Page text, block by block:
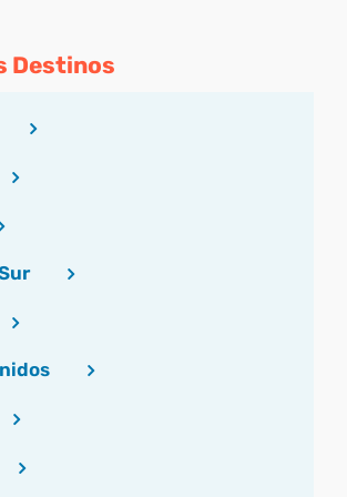
Destinos